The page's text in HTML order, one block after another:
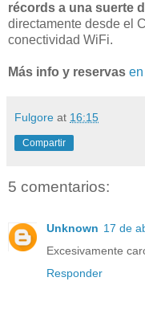
récords a una suerte
directamente desde el
conectividad WiFi.
Más info y reservas
Fulgore at 16:15
Compartir
5 comentarios:
Unknown 17 de
Excesivamente
Responder